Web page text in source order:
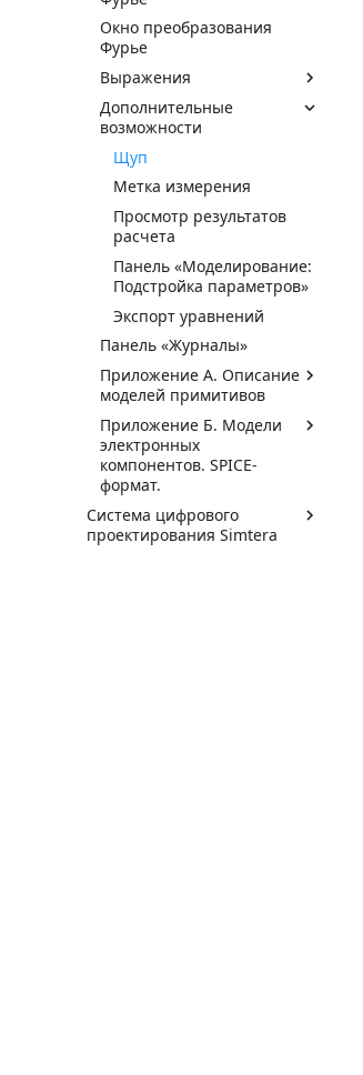
Окно преобразования
Фурье
Выражения
Дополнительные
возможности
Щуп
Метка измерения
Просмотр результатов
расчета
Панель «Моделирование:
Подстройка параметров»
Экспорт уравнений
Панель «Журналы»
Приложение А. Описание
моделей примитивов
Приложение Б. Модели
электронных
компонентов. SPICE-
формат.
Система цифрового
проектирования Simtera